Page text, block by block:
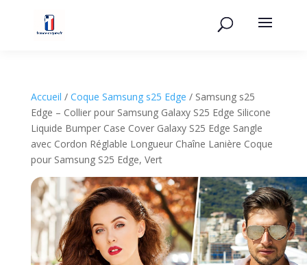
Accueil / Coque Samsung s25 Edge / Samsung s25
Edge – Collier pour Samsung Galaxy S25 Edge Silicone
Liquide Bumper Case Cover Galaxy S25 Edge Sangle
avec Cordon Réglable Longueur Chaîne Lanière Coque
pour Samsung S25 Edge, Vert